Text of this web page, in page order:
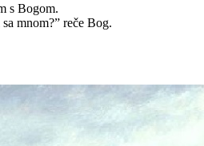
s Bogom.
mnom?” reče Bog.